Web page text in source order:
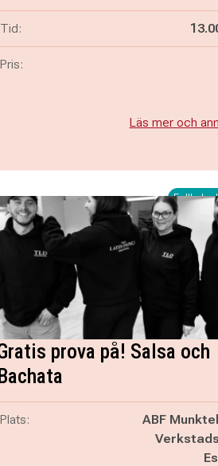
Tid:
Pris:
Läs mer och
prova på! Salsa och
Plats:
ABF